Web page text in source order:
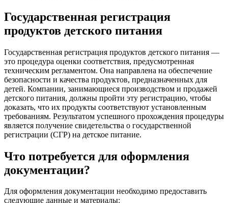
Государственная регистрация
продуктов детского питания
Государственная регистрация продуктов детского питания —
это процедура оценки соответствия, предусмотренная
техническим регламентом. Она направлена на обеспечение
безопасности и качества продуктов, предназначенных для
детей. Компании, занимающиеся производством и продажей
детского питания, должны пройти эту регистрацию, чтобы
доказать, что их продукты соответствуют установленным
требованиям. Результатом успешного прохождения процедуры
является получение свидетельства о государственной
регистрации (СГР) на детское питание.
Что потребуется для оформления
документации?
Для оформления документации необходимо предоставить
следующие данные и материалы: